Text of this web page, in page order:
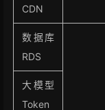
CDN
数据库
RDS
大模型
Token